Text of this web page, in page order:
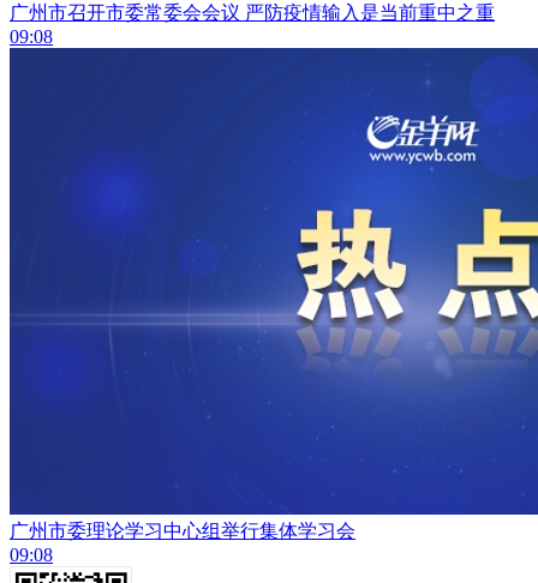
广州市召开市委常委会会议 严防疫情输入是当前重中之重
09:08
广州市委理论学习中心组举行集体学习会
09:08